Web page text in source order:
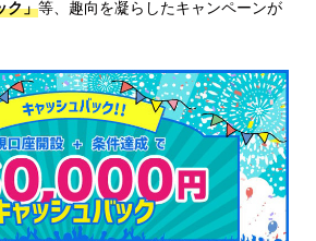
ク」等、趣向を凝らしたキャンペーンが